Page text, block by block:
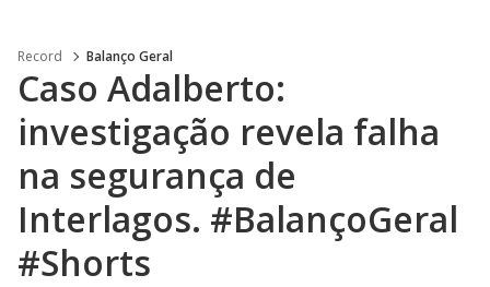
Record Balanço Geral
Caso Adalberto:
investigação revela falha
na segurança de
Interlagos. #BalançoGeral
#Shorts